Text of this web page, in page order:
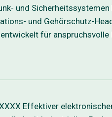
und
und Gehörschutz-
für
Effektiver